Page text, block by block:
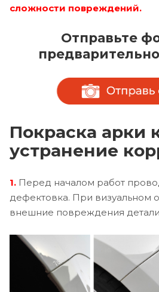
сложности повреждений.
Отправьте
Покраска арки
устранение
1. Перед началом работ
дефектовка. При визуальном
внешние повреждения